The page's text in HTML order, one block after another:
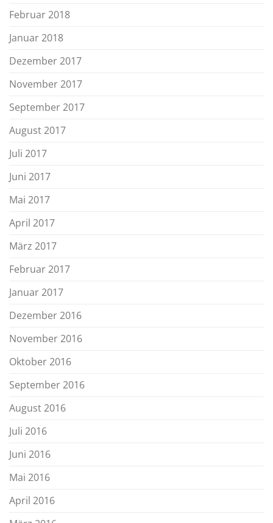
Februar 2018
Januar 2018
Dezember 2017
November 2017
September 2017
August 2017
Juli 2017
Juni 2017
Mai 2017
April 2017
März 2017
Februar 2017
Januar 2017
Dezember 2016
November 2016
Oktober 2016
September 2016
August 2016
Juli 2016
Juni 2016
Mai 2016
April 2016